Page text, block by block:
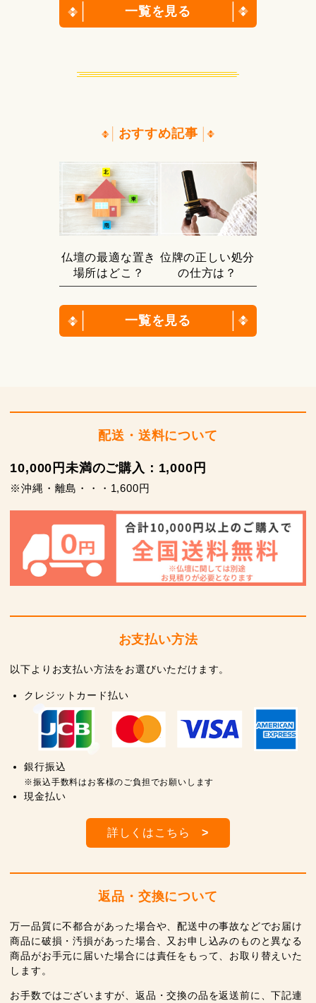
一覧を見る
おすすめ記事
仏壇の最適な置き
場所はどこ？
位牌の正しい処分
の仕方は？
一覧を見る
配送・送料について
10,000円未満のご購入：1,000円
※沖縄・離島・・・1,600円
お支払い方法
以下よりお支払い方法をお選びいただけます。
クレジットカード払い
銀行振込
※振込手数料はお客様のご負担でお願いします
現金払い
詳しくはこちら>
返品・交換について
万一品質に不都合があった場合や、配送中の事故などでお届け
商品に破損・汚損があった場合、又お申し込みのものと異なる
商品がお手元に届いた場合には責任をもって、お取り替えいた
します。
お手数ではございますが、返品・交換の品を返送前に、下記連